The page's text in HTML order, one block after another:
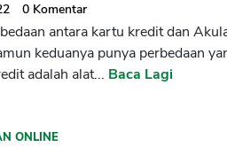
0 Komentar
antara kartu kredit dan
keduanya punya perbedaan
adalah alat... Baca Lagi
ONLINE